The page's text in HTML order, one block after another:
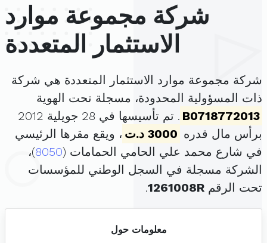
شركة مجموعة موارد
الاستثمار المتعددة
شركة مجموعة موارد الاستثمار المتعددة هي شركة
ذات المسؤولية المحدودة، مسجلة تحت الهوية
B0718772013
. تم تأسيسها في 28 جويلية 2012
برأس مال قدره 3000 د.ت
، ويقع مقرها الرئيسي
في شارع محمد علي الحامي الحمامات (8050)،
الشركة مسجلة في السجل الوطني للمؤسسات
تحت الرقم 1261008R
.
معلومات حول